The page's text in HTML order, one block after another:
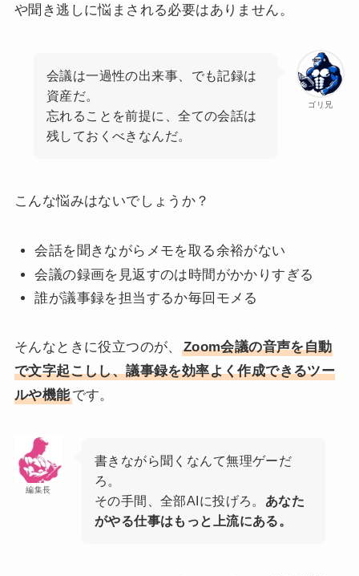
や聞き逃しに悩まされる必要はありません。
ゴリ兄
会議は一過性の出来事、でも記録は
資産だ。
忘れることを前提に、全ての会話は
残しておくべきなんだ。
こんな悩みはないでしょうか？
会話を聞きながらメモを取る余裕がない
会議の録画を見返すのは時間がかかりすぎる
誰が議事録を担当するか毎回モメる
そんなときに役立つのが、
Zoom会議の音声を自動
で文字起こしし、議事録を効率よく作成できるツー
ルや機能です。
編集長
書きながら聞くなんて無理ゲーだ
ろ。
その手間、全部AIに投げろ。 あなた
がやる仕事はもっと上流にある。